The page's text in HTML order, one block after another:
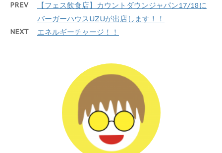
PREV
【フェス飲食店】カウントダウンジャパン17/18に
バーガーハウスUZUが出店します！！
NEXT エネルギーチャージ！！